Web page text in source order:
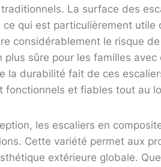
La surface des
qui est particulièrement
considérablement le risque
sûre pour les familles
la durabilité fait de ces
et fiables tout au
les escaliers en
Cette variété permet aux
extérieure globale.